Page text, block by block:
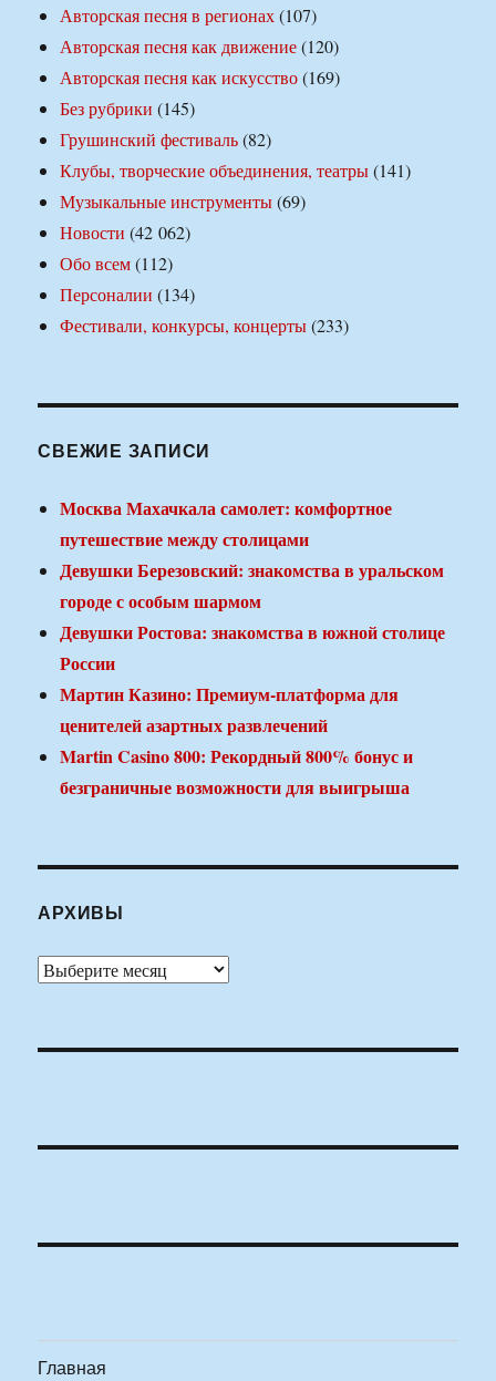
Авторская песня в регионах(107)
Авторская песня как движение(120)
Авторская песня как искусство(169)
Без рубрики (145)
Грушинский фестиваль(82)
Клубы, творческие объединения, театры(141)
Музыкальные инструменты(69)
Новости (42 062)
Обо всем(112)
Персоналии (134)
Фестивали, конкурсы, концерты(233)
СВЕЖИЕ ЗАПИСИ
Москва Махачкала самолет: комфортное
путешествие между столицами
Девушки Березовский: знакомства в уральском
городе с особым шармом
Девушки Ростова: знакомства в южной столице
России
Мартин Казино: Премиум-платформа для
ценителей азартных развлечений
Martin Casino 800: Рекордный 800% бонус и
безграничные возможности для выигрыша
АРХИВЫ
Архивы
Главная